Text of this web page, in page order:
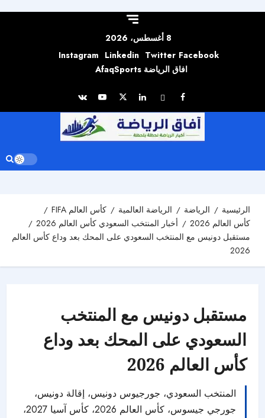
8 أغسطس، 2026
Facebook
Twitter
Linkedin
Instagram
افاق الرياضة AfaqSports
الرئيسية الرياضة الرياضة العالمية
كأس العالم FIFA
كأس العالم 2026
أخبار المنتخب السعودي كأس العالم 2026
مستقبل دونيس مع المنتخب السعودي على المحك بعد وداع كأس العالم
2026
مستقبل دونيس مع المنتخب
السعودي على المحك بعد وداع
كأس العالم 2026
المنتخب السعودي، جورجيوس دونيس، إقالة دونيس،
جورجي جيسوس، كأس العالم 2026، كأس آسيا 2027،